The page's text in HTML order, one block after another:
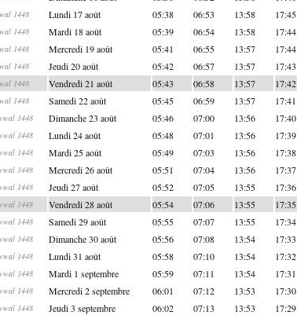
1448 Lundi 17 août 05:38 06:53 13:58 17:45
1448 Mardi 18 août 05:39 06:54 13:58 17:44
1448 Mercredi 19 août 05:41 06:55 13:57 17:44
1448 Jeudi 20 août 05:42 06:57 13:57 17:43
1448 Vendredi 21 août 05:43 06:58 13:57 17:42
1448 Samedi 22 août 05:45 06:59 13:57 17:41
1448 Dimanche 23 août 05:46 07:00 13:56 17:40
1448 Lundi 24 août 05:48 07:01 13:56 17:39
1448 Mardi 25 août 05:49 07:03 13:56 17:38
1448 Mercredi 26 août 05:51 07:04 13:56 17:37
1448 Jeudi 27 août 05:52 07:05 13:55 17:36
1448 Vendredi 28 août 05:54 07:06 13:55 17:35
1448 Samedi 29 août 05:55 07:07 13:55 17:34
1448 Dimanche 30 août 05:56 07:08 13:54 17:33
1448 Lundi 31 août 05:58 07:10 13:54 17:32
1448 Mardi 1 septembre 05:59 07:11 13:54 17:31
1448 Mercredi 2 septembre 06:01 07:12 13:53 17:30
1448 Jeudi 3 septembre 06:02 07:13 13:53 17:29